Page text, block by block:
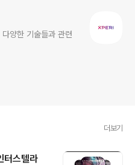
양한 기술들과 관련
더보기
터스텔라